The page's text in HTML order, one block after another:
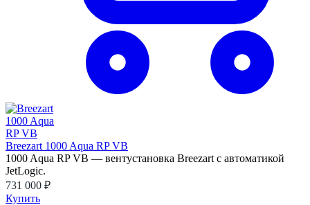
Breezart 1000 Aqua RP VB
1000 Aqua RP VB — вентустановка Breezart с автоматикой
JetLogic.
731 000 ₽
Купить